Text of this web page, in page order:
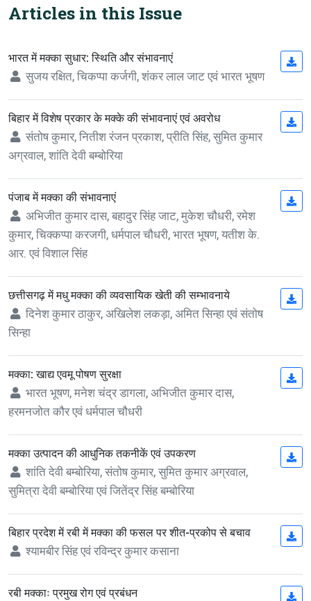
Articles in this Issue
भारत में मक्का सुधार: स्थिति और संभावनाएं
सुजय रक्षित, चिकप्पा कर्जगी, शंकर लाल जाट एवं भारत भूषण
बिहार में विशेष प्रकार के मक्के की संभावनाएं एवं अवरोध
संतोष कुमार, नितीश रंजन प्रकाश, प्रीति सिंह, सुमित कुमार
अग्रवाल, शांति देवी बम्बोरिया
पंजाब में मक्का की संभावनाएं
अभिजीत कुमार दास, बहादुर सिंह जाट, मुकेश चौधरी, रमेश
कुमार, चिक्कप्पा करजगी, धर्मपाल चौधरी, भारत भूषण, यतीश के.
आर. एवं विशाल सिंह
छत्तीसगढ़ में मधु मक्का की व्यवसायिक खेती की सम्भावनाये
दिनेश कुमार ठाकुर, अखिलेश लकड़ा, अमित सिन्हा एवं संतोष
सिन्हा
मक्का: खाद्य एवमू पोषण सुरक्षा
भारत भूषण, मनेश चंद्र डागला, अभिजीत कुमार दास,
हरमनजोत कौर एवं धर्मपाल चौधरी
मक्का उत्पादन की आधुनिक तकनीकें एवं उपकरण
शांति देवी बम्बोरिया, संतोष कुमार, सुमित कुमार अग्रवाल,
सुमित्रा देवी बम्बोरिया एवं जितेंद्र सिंह बम्बोरिया
बिहार प्रदेश में रबी में मक्का की फसल पर शीत-प्रकोप से बचाव
श्यामबीर सिंह एवं रविन्द्र कुमार कसाना
रबी मक्काः प्रमुख रोग एवं प्रबंधन